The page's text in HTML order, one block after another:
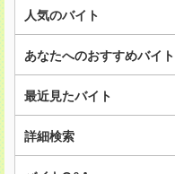
人気のバイト
あなたへのおすすめバイト
最近見たバイト
詳細検索